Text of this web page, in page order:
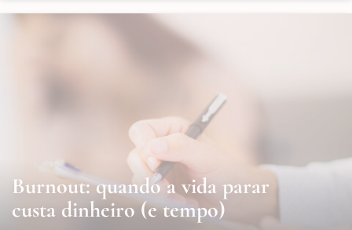
Burnout: quando a vida parar
custa dinheiro (e tempo)